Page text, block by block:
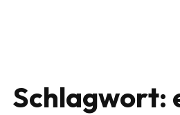
Schlagwort: